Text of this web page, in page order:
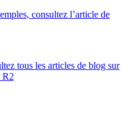
consultez l’article de
tous les articles de blog sur
R2